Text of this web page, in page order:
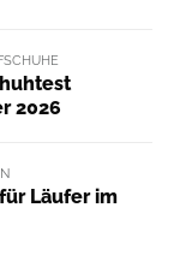
2026
Läufer im